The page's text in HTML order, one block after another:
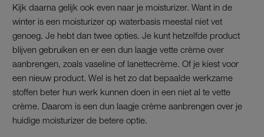
Kijk daarna gelijk ook even naar je moisturizer. Want in de
winter is een moisturizer op waterbasis meestal niet vet
genoeg. Je hebt dan twee opties. Je kunt hetzelfde product
blijven gebruiken en er een dun laagje vette crème over
aanbrengen, zoals vaseline of lanettecrème. Of je kiest voor
een nieuw product. Wel is het zo dat bepaalde werkzame
stoffen beter hun werk kunnen doen in een niet al te vette
crème. Daarom is een dun laagje crème aanbrengen over je
huidige moisturizer de betere optie.